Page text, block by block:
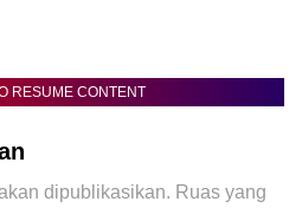
RESUME CONTENT
dipublikasikan. Ruas yang